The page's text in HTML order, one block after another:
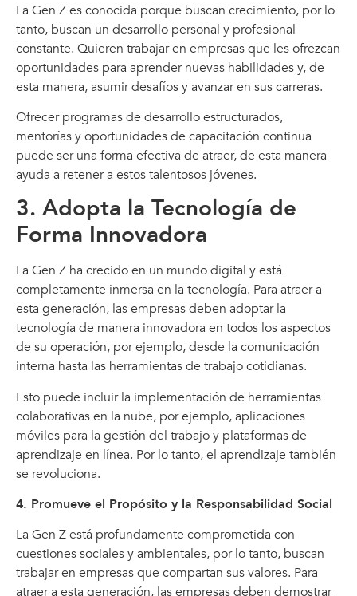
La Gen Z es conocida porque buscan crecimiento, por lo
tanto, buscan un desarrollo personal y profesional
constante. Quieren trabajar en empresas que les ofrezcan
oportunidades para aprender nuevas habilidades y, de
esta manera, asumir desafíos y avanzar en sus carreras.
Ofrecer programas de desarrollo estructurados,
mentorías y oportunidades de capacitación continua
puede ser una forma efectiva de atraer, de esta manera
ayuda a retener a estos talentosos jóvenes.
3. Adopta la Tecnología de
Forma Innovadora
La Gen Z ha crecido en un mundo digital y está
completamente inmersa en la tecnología. Para atraer a
esta generación, las empresas deben adoptar la
tecnología de manera innovadora en todos los aspectos
de su operación, por ejemplo, desde la comunicación
interna hasta las herramientas de trabajo cotidianas.
Esto puede incluir la implementación de herramientas
colaborativas en la nube, por ejemplo, aplicaciones
móviles para la gestión del trabajo y plataformas de
aprendizaje en línea. Por lo tanto, el aprendizaje también
se revoluciona.
4. Promueve el Propósito y la Responsabilidad Social
La Gen Z está profundamente comprometida con
cuestiones sociales y ambientales, por lo tanto, buscan
trabajar en empresas que compartan sus valores. Para
atraer a esta generación, las empresas deben demostrar